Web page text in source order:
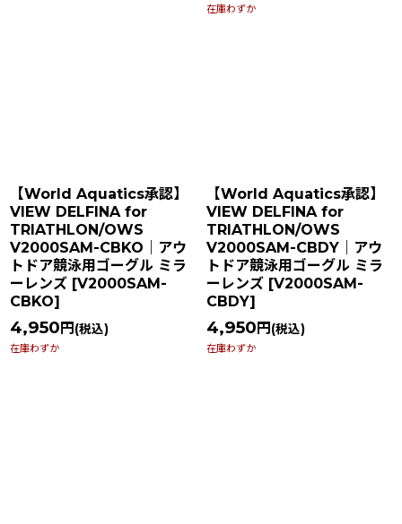
在庫わずか
【World Aquatics承認】
VIEW DELFINA for
TRIATHLON/OWS
V2000SAM-CBKO｜アウ
トドア競泳用ゴーグル ミラ
ーレンズ [V2000SAM-
CBKO]
4,950 円 (税込)
在庫わずか
【World Aquatics承認】
VIEW DELFINA for
TRIATHLON/OWS
V2000SAM-CBDY｜アウ
トドア競泳用ゴーグル ミラ
ーレンズ [V2000SAM-
CBDY]
4,950 円 (税込)
在庫わずか